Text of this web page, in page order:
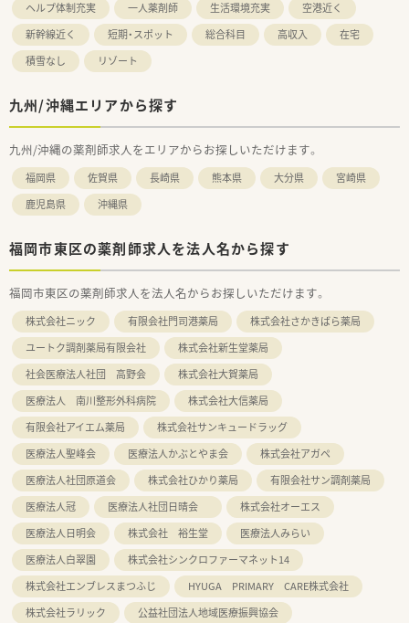
ヘルプ体制充実 一人薬剤師 生活環境充実
空港近く
新幹線近く
短期・スポット 総合科目 高収入
在宅
積雪なし
リゾート
九州/沖縄エリアから探す
九州/沖縄の薬剤師求人をエリアからお探しいただけます。
福岡県 佐賀県 長崎県 熊本県 大分県
宮崎県
鹿児島県
沖縄県
福岡市東区の薬剤師求人を法人名から探す
福岡市東区の薬剤師求人を法人名からお探しいただけます。
株式会社ニック 有限会社門司港薬局
株式会社さかきばら薬局
ユートク調剤薬局有限会社
株式会社新生堂薬局
社会医療法人社団 高野会
株式会社大賀薬局
医療法人 南川整形外科病院
株式会社大信薬局
有限会社アイエム薬局
株式会社サンキュードラッグ
医療法人聖峰会
医療法人かぶとやま会
株式会社アガペ
医療法人社団原道会
株式会社ひかり薬局
有限会社サン調剤薬局
医療法人冠
医療法人社団日晴会
株式会社オーエス
医療法人日明会
株式会社 裕生堂
医療法人みらい
医療法人白翠園
株式会社シンクロファーマネット14
株式会社エンブレスまつふじ
HYUGA PRIMARY CARE株式会社
株式会社ラリック
公益社団法人地域医療振興協会